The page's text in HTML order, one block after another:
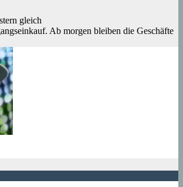
gleich
Ab morgen bleiben die Geschäfte